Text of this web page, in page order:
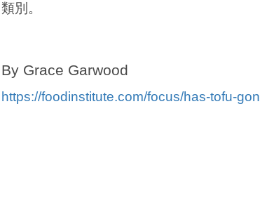
類別。
By Grace Garwood
https://foodinstitute.com/focus/has-tofu-